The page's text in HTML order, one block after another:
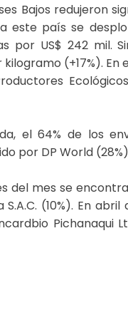
Bajos redujeron
este país se
por US$ 242 mil.
kilogramo (+17%).
el 64% de los
por DP World
mes se
S.A.C. (10%). En
Pichanaqui